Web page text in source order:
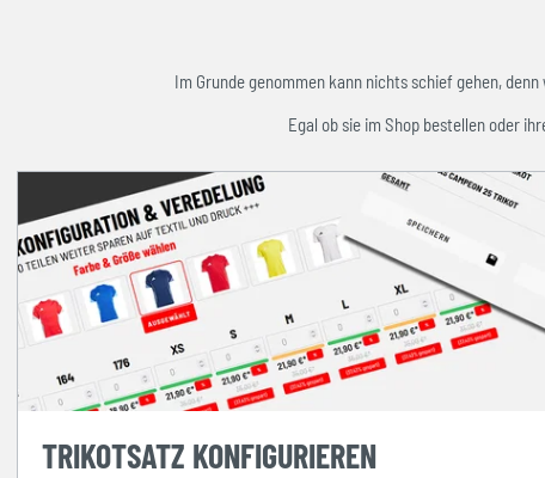
Im Grunde genommen kann nichts schief gehen,
Egal ob sie im Shop bestellen oder
TRIKOTSATZ KONFIGURIEREN